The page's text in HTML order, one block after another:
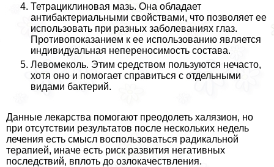
Тетрациклиновая мазь. Она обладает
антибактериальными свойствами, что позволяет ее
использовать при разных заболеваниях глаз.
Противопоказанием к ее использованию является
индивидуальная непереносимость состава.
Левомеколь. Этим средством пользуются нечасто,
хотя оно и помогает справиться с отдельными
видами бактерий.
Данные лекарства помогают преодолеть халязион, но
при отсутствии результатов после нескольких недель
лечения есть смысл воспользоваться радикальной
терапией, иначе есть риск развития негативных
последствий, вплоть до озлокачествления.